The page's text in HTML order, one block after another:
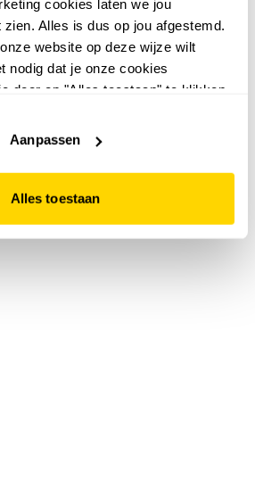
cookies laten we jou
Alles is dus op jou afgestemd.
website op deze wijze wilt
nodig dat je onze cookies
door op "Alles toestaan" te klikken.
functioneert.
Aanpassen
Alles toestaan